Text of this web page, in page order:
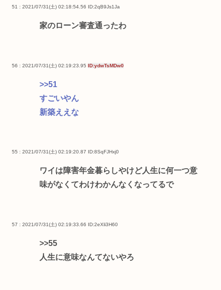
51 : 2021/07/31(土) 02:18:54.56 ID:2qB9Js1Ja
家のローン審査通ったわ
56 : 2021/07/31(土) 02:19:23.95 ID:ydwTsMDw0
>>51
すごいやん
新築ええな
55 : 2021/07/31(土) 02:19:20.87 ID:8SqFJHxj0
ワイは障害年金暮らしやけど人生に何一つ意
味がなくてわけわかんなくなってるで
57 : 2021/07/31(土) 02:19:33.66 ID:2eXli3H60
>>55
人生に意味なんてないやろ